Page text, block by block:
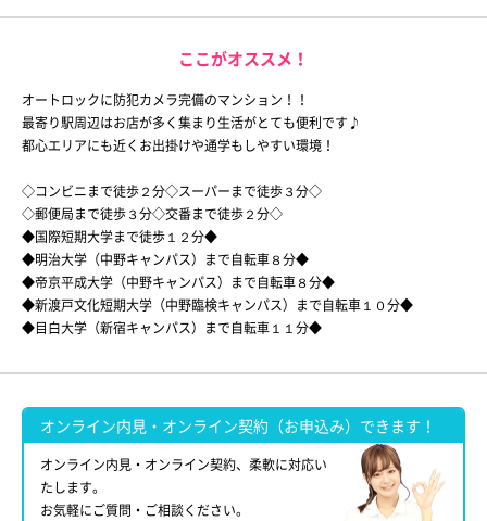
ここがオススメ！
オートロックに防犯カメラ完備のマンション！！
最寄り駅周辺はお店が多く集まり生活がとても便利です♪
都心エリアにも近くお出掛けや通学もしやすい環境！
◇コンビニまで徒歩２分◇スーパーまで徒歩３分◇
◇郵便局まで徒歩３分◇交番まで徒歩２分◇
◆国際短期大学まで徒歩１２分◆
◆明治大学（中野キャンパス）まで自転車８分◆
◆帝京平成大学（中野キャンパス）まで自転車８分◆
◆新渡戸文化短期大学（中野臨検キャンパス）まで自転車１０分◆
◆目白大学（新宿キャンパス）まで自転車１１分◆
オンライン内見・オンライン契約（お申込み）できます！
オンライン内見・オンライン契約、柔軟に対応い
たします。
お気軽にご質問・ご相談ください。